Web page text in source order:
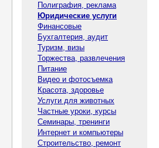
Полиграфия, реклама
Юридические услуги
Финансовые
Бухгалтерия, аудит
Туризм, визы
Торжества, развлечения
Питание
Видео и фотосъемка
Красота, здоровье
Услуги для животных
Частные уроки, курсы
Семинары, тренинги
Интернет и компьютеры
Строительство, ремонт